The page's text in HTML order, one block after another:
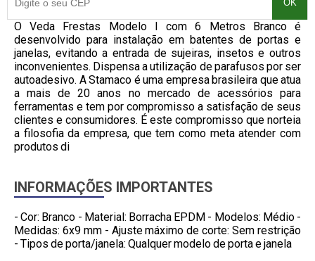
OK
O Veda Frestas Modelo I com 6 Metros Branco é
desenvolvido para instalação em batentes de portas e
janelas, evitando a entrada de sujeiras, insetos e outros
inconvenientes. Dispensa a utilização de parafusos por ser
autoadesivo. A Stamaco é uma empresa brasileira que atua
a mais de 20 anos no mercado de acessórios para
ferramentas e tem por compromisso a satisfação de seus
clientes e consumidores. É este compromisso que norteia
a filosofia da empresa, que tem como meta atender com
produtos di
INFORMAÇÕES IMPORTANTES
- Cor: Branco - Material: Borracha EPDM - Modelos: Médio -
Medidas: 6x9 mm - Ajuste máximo de corte: Sem restrição
- Tipos de porta/janela: Qualquer modelo de porta e janela